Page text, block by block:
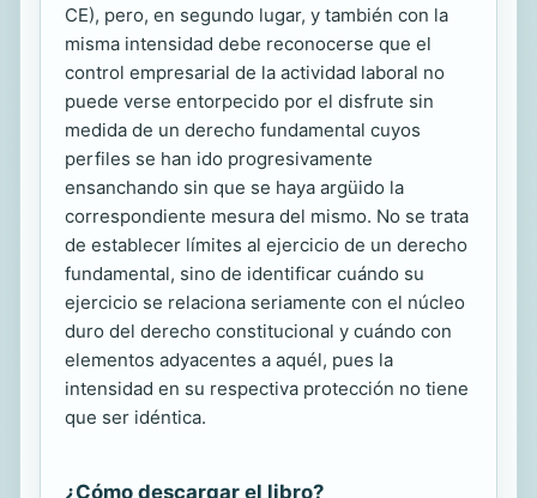
CE), pero, en segundo lugar, y también con la
misma intensidad debe reconocerse que el
control empresarial de la actividad laboral no
puede verse entorpecido por el disfrute sin
medida de un derecho fundamental cuyos
perfiles se han ido progresivamente
ensanchando sin que se haya argüido la
correspondiente mesura del mismo. No se trata
de establecer límites al ejercicio de un derecho
fundamental, sino de identificar cuándo su
ejercicio se relaciona seriamente con el núcleo
duro del derecho constitucional y cuándo con
elementos adyacentes a aquél, pues la
intensidad en su respectiva protección no tiene
que ser idéntica.
¿Cómo descargar el libro?